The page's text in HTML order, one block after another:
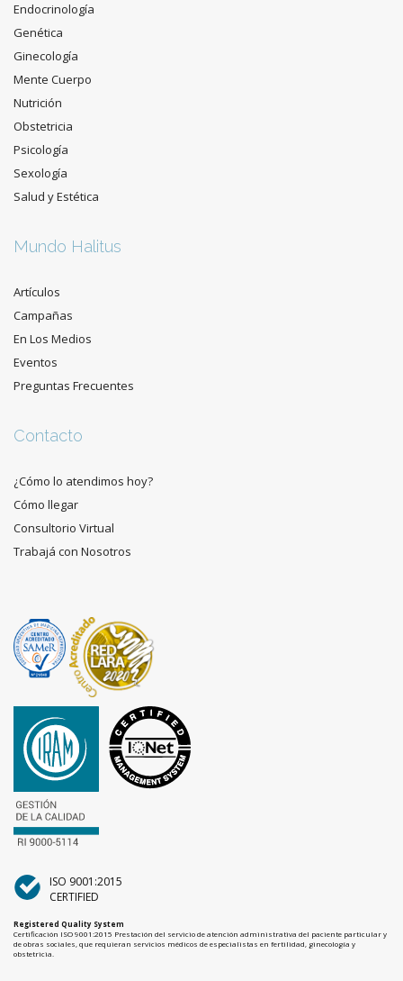
Endocrinología
Genética
Ginecología
Mente Cuerpo
Nutrición
Obstetricia
Psicología
Sexología
Salud y Estética
Mundo Halitus
Artículos
Campañas
En Los Medios
Eventos
Preguntas Frecuentes
Contacto
¿Cómo lo atendimos hoy?
Cómo llegar
Consultorio Virtual
Trabajá con Nosotros
ISO 9001:2015
CERTIFIED
Registered Quality System
Certificación ISO 9001:2015 Prestación del servicio de atención administrativa del paciente particular y
de obras sociales, que requieran servicios médicos de especialistas en fertilidad, ginecología y
obstetricia.